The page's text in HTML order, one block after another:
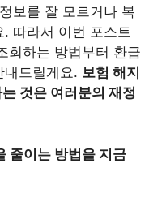
보를 잘 모르거나 복
따라서 이번 포스트
회하는 방법부터 환급
내드릴게요. 보험 해지
것은 여러분의 재정
줄이는 방법을 지금